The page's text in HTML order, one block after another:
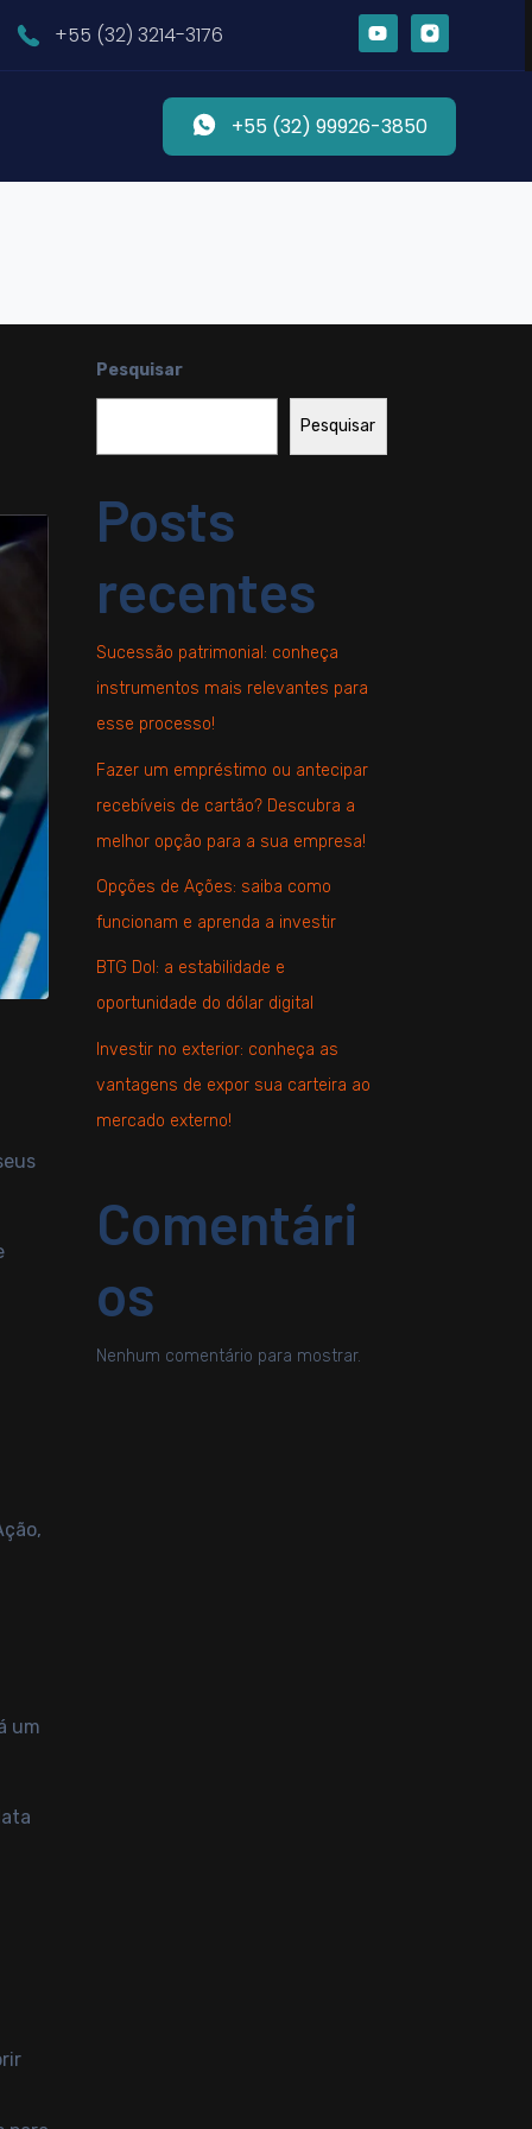
+55 (32) 3214-3176
+55 (32) 99926-3850
um
Pesquisar
Pesquisar
Posts
recentes
Sucessão patrimonial: conheça
instrumentos mais relevantes para
esse processo!
Fazer um empréstimo ou antecipar
recebíveis de cartão? Descubra a
melhor opção para a sua empresa!
Opções de Ações: saiba como
funcionam e aprenda a investir
BTG Dol: a estabilidade e
oportunidade do dólar digital
Investir no exterior: conheça as
vantagens de expor sua carteira ao
mercado externo!
Comentári
os
Nenhum comentário para mostrar.